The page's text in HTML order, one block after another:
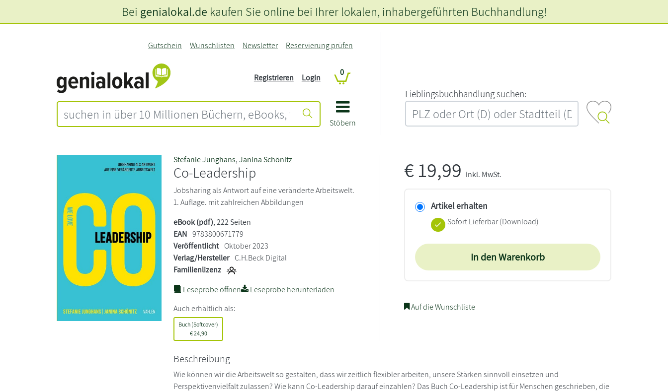
Stöbern
Gutschein Wunschlisten Newsletter Reservierung prüfen
Registrieren Login
0
L‍i‍e‍b‍l‍i‍n‍g‍s‍b‍u‍c‍h‍h‍a‍n‍d‍l‍u‍n‍g‍ ‍s‍u‍c‍h‍e‍n‍:‍
Bei genialokal.de kaufen Sie online bei Ihrer lokalen, inhabergeführten Buchhandlung!
Stefanie Junghans,Janina Schönitz
Co-Leadership
Jobsharing als Antwort auf eine veränderte Arbeitswelt.
1. Auflage. mit zahlreichen Abbildungen
eBook (pdf), 222 Seiten
EAN 9783800671779
Veröffentlicht Oktober 2023
Verlag/Hersteller C.H.Beck Digital
Familienlizenz
Leseprobe öffnen
Leseprobe herunterladen
Auch erhältlich als:
Buch (Softcover)
€24,90
€19,99 inkl. MwSt.
Artikel erhalten
Sofort Lieferbar (Download)
In den Warenkorb
Auf die Wunschliste
Beschreibung
Wie können wir die Arbeitswelt so gestalten, dass wir zeitlich flexibler arbeiten, unsere Stärken sinnvoll einsetzen und
Perspektivenvielfalt zulassen? Wie kann Co-Leadership darauf einzahlen? Das Buch Co-Leadership ist für Menschen geschrieben, die